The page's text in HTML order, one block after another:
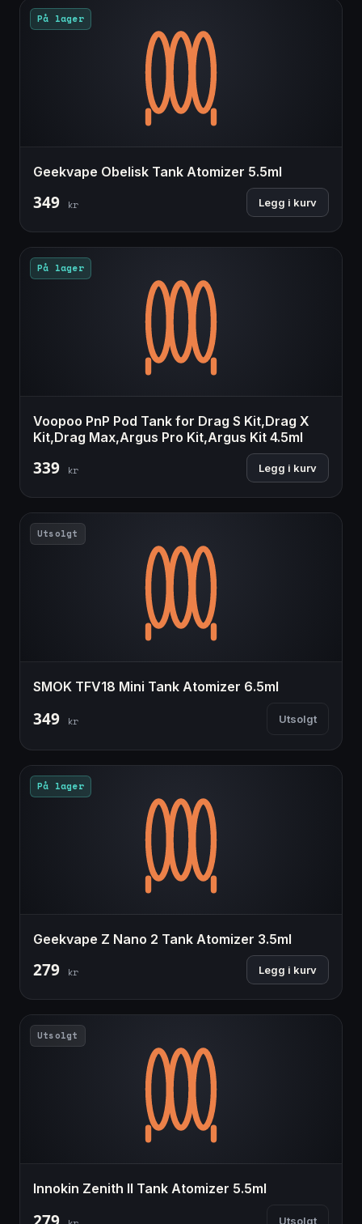
På lager
Geekvape Obelisk Tank Atomizer 5.5ml
349 kr Legg i kurv
På lager
Voopoo PnP Pod Tank for Drag S Kit,Drag X
Kit,Drag Max,Argus Pro Kit,Argus Kit 4.5ml
339 kr Legg i kurv
Utsolgt
SMOK TFV18 Mini Tank Atomizer 6.5ml
349 kr Utsolgt
På lager
Geekvape Z Nano 2 Tank Atomizer 3.5ml
279 kr Legg i kurv
Utsolgt
Innokin Zenith II Tank Atomizer 5.5ml
Utsolgt